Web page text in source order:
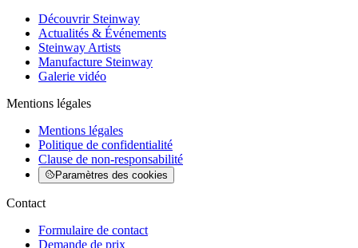
Découvrir Steinway
Actualités & Événements
Steinway Artists
Manufacture Steinway
Galerie vidéo
Mentions légales
Mentions légales
Politique de confidentialité
Clause de non-responsabilité
Paramètres des cookies
Contact
Formulaire de contact
Demande de prix